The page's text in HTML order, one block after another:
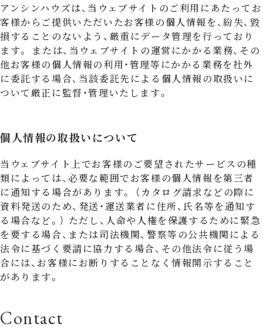
アンシンハウズは、当ウェブサイトのご利用にあたってお
客様からご提供いただいたお客様の個人情報を、紛失、毀
損することのないよう、厳重にデータ管理を行っており
ます。 または、当ウェブサイトの運営にかかる業務、その
他お客様の個人情報の利用・管理等にかかる業務を社外
に委託する場合、当該委託先による個人情報の取扱いに
ついて厳正に監督・管理いたします。
個人情報の取扱いについて
当ウェブサイト上でお客様のご要望されたサービスの種
類によっては、必要な範囲でお客様の個人情報を第三者
に通知する場合があります。 （カタログ請求などの際に
資料発送のため、発送・運送業者に住所、氏名等を通知す
る場合など。） ただし、人命や人権を保護するために緊急
を要する場合、または司法機関、警察等の公共機関による
法令に基づく要請に協力する場合、その他法令に従う場
合には、お客様にお断りすることなく情報開示すること
があります。
Contact